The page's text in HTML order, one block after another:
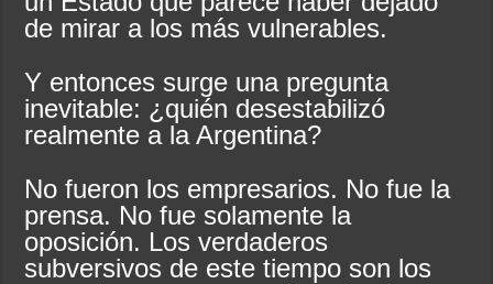
de mirar a los más vulnerables.
Y entonces surge una pregunta
inevitable: ¿quién desestabilizó
realmente a la Argentina?
No fueron los empresarios. No fue la
prensa. No fue solamente la
oposición. Los verdaderos
subversivos de este tiempo son los